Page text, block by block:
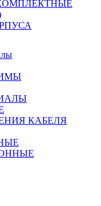
КАБЕЛЯ